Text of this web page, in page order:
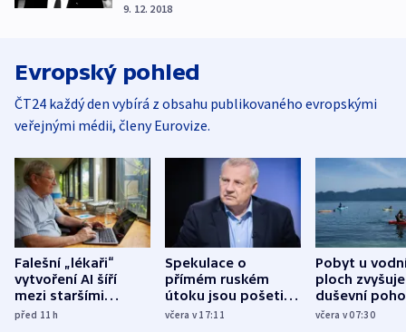
9. 12. 2018
Evropský pohled
ČT24 každý den vybírá z obsahu publikovaného evropskými
veřejnými médii, členy Eurovize.
Falešní „lékaři“
vytvoření AI šíří
mezi staršími
Poláky nebezpečné
před 11h
Spekulace o
přímém ruském
útoku jsou pošetilé,
míní estonský
včera v 17:11
Pobyt u
ploch zvyšuje
duševní
ukázala
včera v 07:30